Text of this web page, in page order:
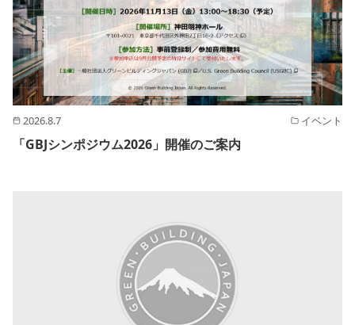
2026.8.7 イベント
「GBJシンポジウム2026」開催のご案内